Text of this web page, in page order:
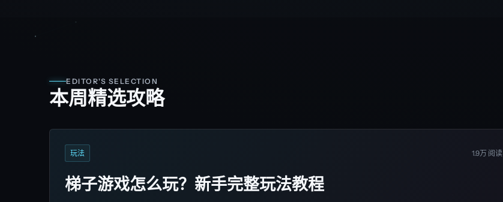
EDITOR'S SELECTION
本周精选攻略
玩法 1.9万 阅读
梯子游戏怎么玩？新手完整玩法教程